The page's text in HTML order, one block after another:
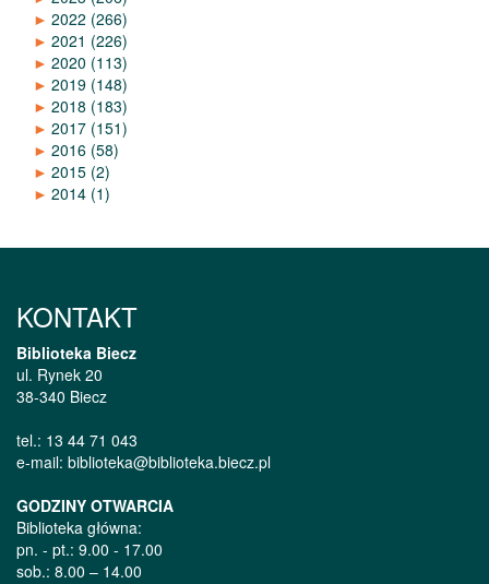
► 2022 (266)
► 2021 (226)
► 2020 (113)
► 2019 (148)
► 2018 (183)
► 2017 (151)
► 2016 (58)
► 2015 (2)
► 2014 (1)
KONTAKT
Biblioteka Biecz
ul. Rynek 20
38-340 Biecz
tel.: 13 44 71 043
e-mail: biblioteka@biblioteka.biecz.pl
GODZINY OTWARCIA
Biblioteka główna:
pn. - pt.: 9.00 - 17.00
sob.: 8.00 – 14.00